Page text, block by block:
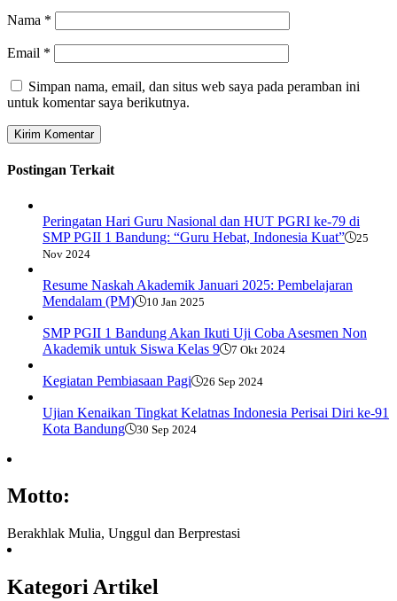
Nama *
Email *
Simpan nama, email, dan situs web saya pada peramban ini
untuk komentar saya berikutnya.
Postingan Terkait
Peringatan Hari Guru Nasional dan HUT PGRI ke-79 di
SMP PGII 1 Bandung: “Guru Hebat, Indonesia Kuat”
25
Nov 2024
Resume Naskah Akademik Januari 2025: Pembelajaran
Mendalam (PM)
10 Jan 2025
SMP PGII 1 Bandung Akan Ikuti Uji Coba Asesmen Non
Akademik untuk Siswa Kelas 9
7 Okt 2024
Kegiatan Pembiasaan Pagi 26 Sep 2024
Ujian Kenaikan Tingkat Kelatnas Indonesia Perisai Diri ke-91
Kota Bandung
30 Sep 2024
Motto:
Berakhlak Mulia, Unggul dan Berprestasi
Kategori Artikel